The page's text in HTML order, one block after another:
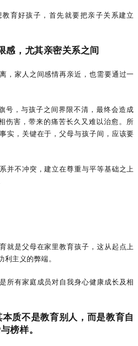
育好孩子，首先就要把亲子关系建立
感，尤其亲密关系之间
，家人之间感情再亲近，也需要通过一
号，与孩子之间界限不清，最终会造成
伤害，带来的痛苦长久又难以治愈。所
实，关键在于，父母与孩子间，应该要
并不冲突，建立在尊重与平等基础之上
就是父母在家里教育孩子，这从起点上
主义的弊端。
所有家庭成员对自我身心健康成长及相
质不是教育别人，而是教育自
榜样。